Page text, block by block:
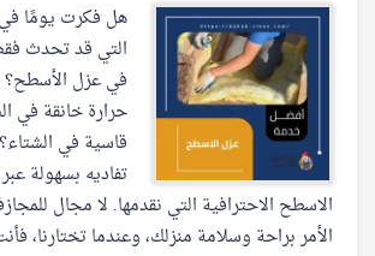
هل فكرت يومًا في
التي قد تحدث
في عزل الأسطح؟
حرارة خانقة في
قاسية في
تفاديه بسهولة
الاسطح الاحترافية التي نقدمها. لا مجال
الأمر براحة وسلامة منزلك، وعندما تختارنا،